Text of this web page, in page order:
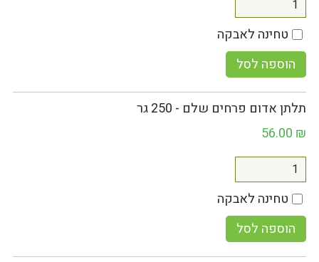
טחינה לאבקה
הוספה לסל
תלתן אדום פרחים שלם - 250 גר
56.00 ₪
טחינה לאבקה
הוספה לסל